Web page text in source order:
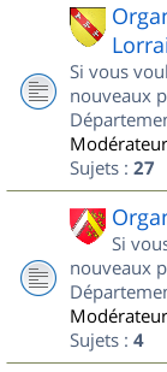
Si vous
nouveaux
Sujets : 27
Si
nouveaux
Sujets : 4